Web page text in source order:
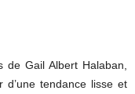
Gail Albert Halaban,
d’une tendance lisse et